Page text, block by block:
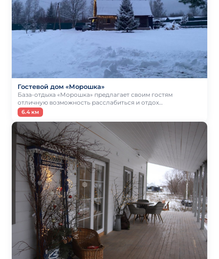
Гостевой дом «Морошка»
База-отдыха «Морошка» предлагает своим гостям
отличную возможность расслабиться и отдох…
6.4 км